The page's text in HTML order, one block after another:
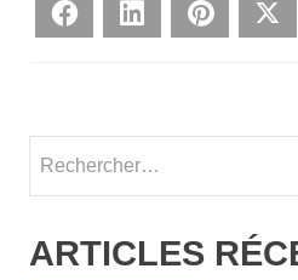
Face­bookLin­ke­dIn Pin­te­rest
ARTICLES